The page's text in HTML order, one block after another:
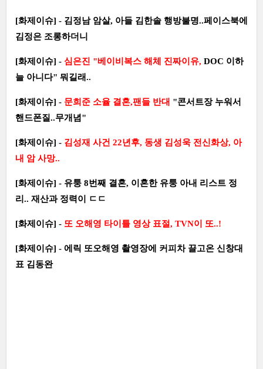
[화제이슈] - 김정남 암살, 아들 김한솔 행방불명..페이스북에
김정은 조롱하더니
[화제이슈] - 심은진 "베이비복스 해체 진짜이유, DOC 이하
늘 아니다" 뭐길래..
[화제이슈] - 문희준 소율 결혼,팬들 반대 "콘서트장 누워서
핸드폰질..무개념"
[화제이슈] - 김성재 사건 22년후, 동생 김성욱 전신화상, 아
내 암 사망..
[화제이슈] - 유퉁 8번째 결혼, 이혼한 유퉁 아내 리스트 정
리.. 재산과 정력이 ㄷㄷ
[화제이슈] - 또 오해영 타이틀 영상 표절, TVN이 또..!
[화제이슈] - 에릭 또오해영 촬영장에 커피차 끌고온 신창대
표 김동완